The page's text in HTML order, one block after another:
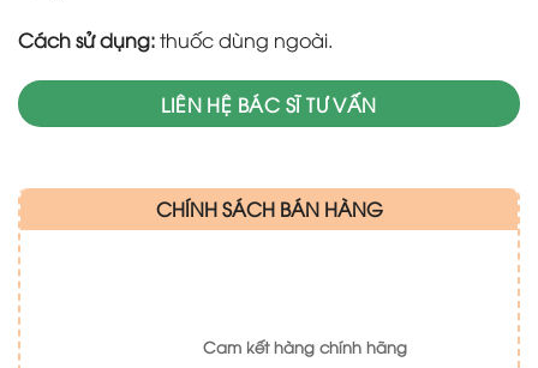
Cách sử dụng:thuốc dùng ngoài.
LIÊN HỆ BÁC SĨ TƯ VẤN
CHÍNH SÁCH BÁN HÀNG
Cam kết hàng chính hãng